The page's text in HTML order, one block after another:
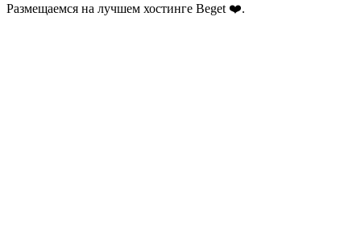
Размещаемся на лучшем хостинге Beget ❤️.